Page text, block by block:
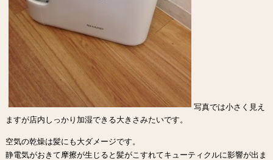
写真では小さく見え
ますが店内しっかり加湿できる大きさみたいです。
空気の乾燥は髪にも大ダメージです。
静電気がおきて摩擦が生じると髪がこすれてキューティクルに影響が出ま